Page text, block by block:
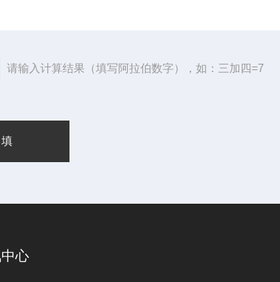
请输入计算结果（填写阿拉伯数字），如：三加四=7
心